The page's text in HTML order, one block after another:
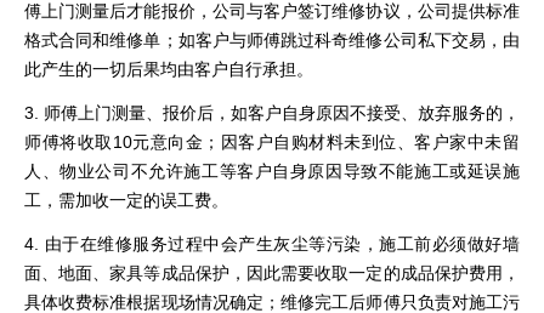
傅上门测量后才能报价，公司与客户签订维修协议，公司提供标准
格式合同和维修单；如客户与师傅跳过科奇维修公司私下交易，由
此产生的一切后果均由客户自行承担。
3. 师傅上门测量、报价后，如客户自身原因不接受、放弃服务的，
师傅将收取10元意向金；因客户自购材料未到位、客户家中未留
人、物业公司不允许施工等客户自身原因导致不能施工或延误施
工，需加收一定的误工费。
4. 由于在维修服务过程中会产生灰尘等污染，施工前必须做好墙
面、地面、家具等成品保护，因此需要收取一定的成品保护费用，
具体收费标准根据现场情况确定；维修完工后师傅只负责对施工污